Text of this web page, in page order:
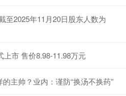
至2025年11月20日股东人数为
市 售价8.98-11.98万元
主帅？业内：谨防“换汤不换药”